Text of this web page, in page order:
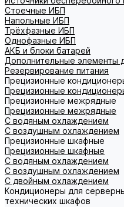
Стоечные ИБП
Напольные ИБП
Трёхфазные ИБП
Однофазные ИБП
АКБ и блоки батарей
Дополнительные элементы
Резервирование питания
Прецизионные
Прецизионные
Прецизионные межрядные
Прецизионные межрядные
С водяным охлаждением
С воздушным охлаждением
Прецизионные шкафные
Прецизионные шкафные
С водяным охлаждением
С воздушным охлаждением
С двойным охлаждением
Кондиционеры для
технических шкафов